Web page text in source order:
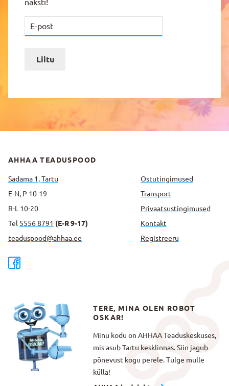
naksti!
Liitu
AHHAA TEADUSPOOD
Sadama 1, Tartu
E-N, P 10-19
R-L 10-20
Tel 5556 8791 (E-R 9-17)
teaduspood@ahhaa.ee
Ostutingimused
Transport
Privaatsus­tingimused
Kontakt
Registreeru
TERE, MINA OLEN ROBOT
OSKAR!
Minu kodu on AHHAA Teaduskeskuses,
mis asub Tartu kesklinnas. Siin jagub
põnevust kogu perele. Tulge mulle
külla!